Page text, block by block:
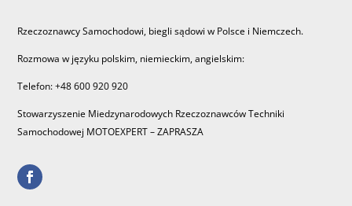
Rzeczoznawcy Samochodowi, biegli sądowi w Polsce i Niemczech.
Rozmowa w języku polskim, niemieckim, angielskim:
Telefon: +48 600 920 920
Stowarzyszenie Miedzynarodowych Rzeczoznawców Techniki
Samochodowej MOTOEXPERT – ZAPRASZA